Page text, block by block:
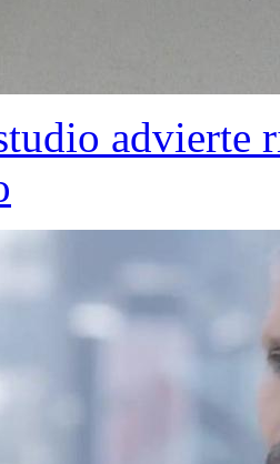
advierte